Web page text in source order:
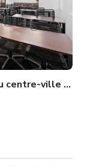
et Studio de Danse
centre-ville de Fort